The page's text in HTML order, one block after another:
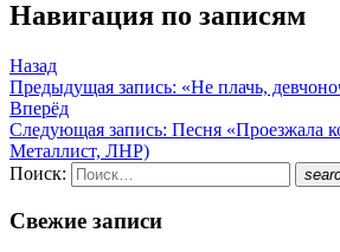
Навигация по записям
Назад
Предыдущая запись: «Не плачь,
Вперёд
Следующая запись: Песня «Проезжала
Металлист, ЛНР)
Поиск:
Свежие записи